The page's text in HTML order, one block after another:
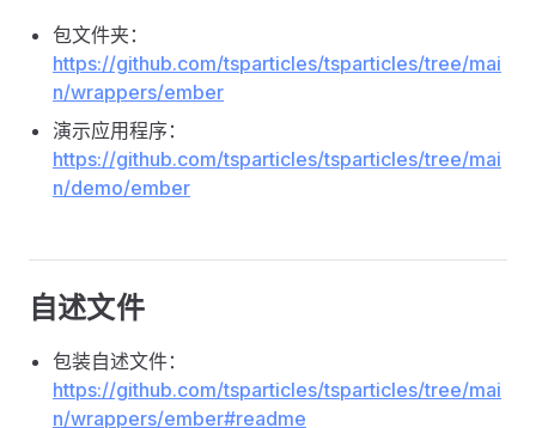
包文件夹：
https://github.com/tsparticles/tsparticles/tree/mai
n/wrappers/ember
演示应用程序：
https://github.com/tsparticles/tsparticles/tree/mai
n/demo/ember
自述文件
包装自述文件：
https://github.com/tsparticles/tsparticles/tree/mai
n/wrappers/ember#readme